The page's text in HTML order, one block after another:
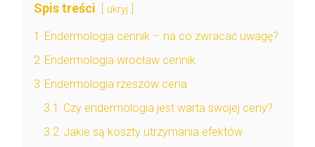
Spis treści ukryj
1
Endermologia cennik – na co zwracać uwagę?
2 Endermologia wrocław cennik
3 Endermologia rzeszów cena
3.1 Czy endermologia jest warta swojej ceny?
3.2 Jakie są koszty utrzymania efektów